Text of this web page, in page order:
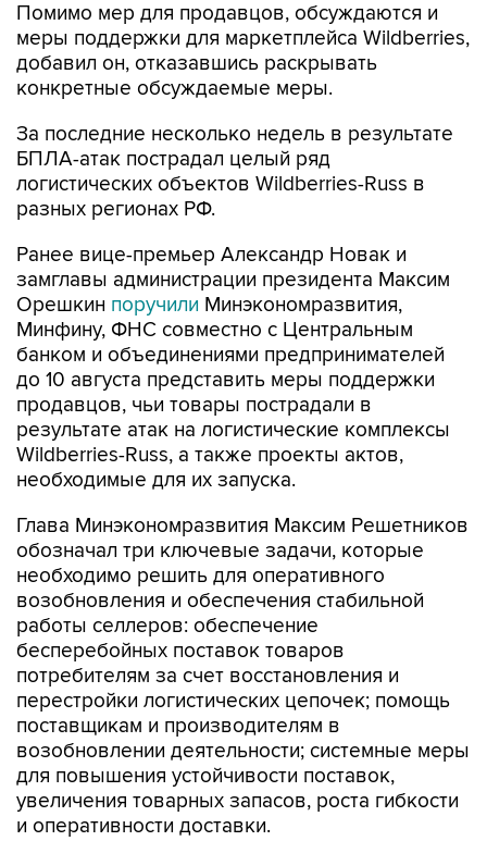
Помимо мер для продавцов, обсуждаются и
меры поддержки для маркетплейса Wildberries,
добавил он, отказавшись раскрывать
конкретные обсуждаемые меры.
За последние несколько недель в результате
БПЛА-атак пострадал целый ряд
логистических объектов Wildberries-Russ в
разных регионах РФ.
Ранее вице-премьер Александр Новак и
замглавы администрации президента Максим
Орешкин поручили Минэкономразвития,
Минфину, ФНС совместно с Центральным
банком и объединениями предпринимателей
до 10 августа представить меры поддержки
продавцов, чьи товары пострадали в
результате атак на логистические комплексы
Wildberries-Russ, а также проекты актов,
необходимые для их запуска.
Глава Минэкономразвития Максим Решетников
обозначал три ключевые задачи, которые
необходимо решить для оперативного
возобновления и обеспечения стабильной
работы селлеров: обеспечение
бесперебойных поставок товаров
потребителям за счет восстановления и
перестройки логистических цепочек; помощь
поставщикам и производителям в
возобновлении деятельности; системные меры
для повышения устойчивости поставок,
увеличения товарных запасов, роста гибкости
и оперативности доставки.